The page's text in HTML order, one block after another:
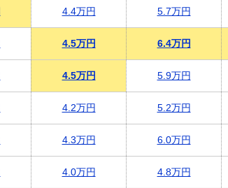
4.4万円 5.7万円
4.5万円 6.4万円
4.5万円 5.9万円
4.2万円 5.2万円
4.3万円 6.0万円
4.0万円 4.8万円